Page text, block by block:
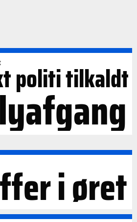
politi tilkaldt
i øret